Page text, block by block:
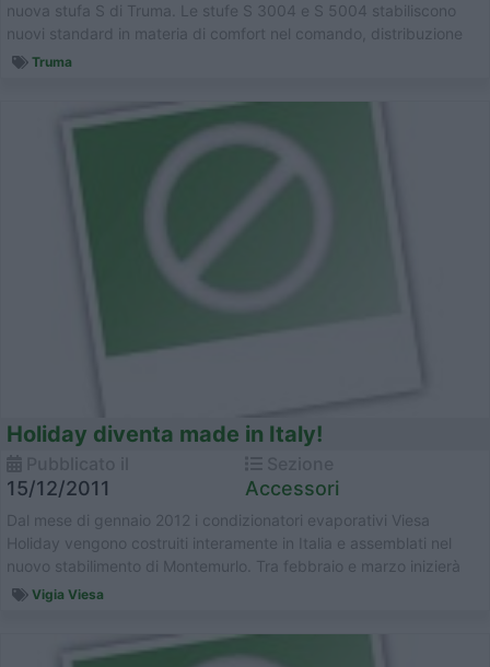
nuova stufa S di Truma. Le stufe S 3004 e S 5004 stabiliscono
nuovi standard in materia di comfort nel comando, distribuzione
d'ari...Truma
Holiday diventa made in Italy!
15/12/2011 Accessori
Dal mese di gennaio 2012 i condizionatori evaporativi Viesa
Holiday vengono costruiti interamente in Italia e assemblati nel
nuovo stabilimento di Montemurlo. Tra febbraio e marzo inizierà
la... Vigia Viesa